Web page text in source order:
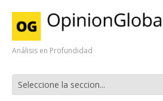
Análisis en Profundidad